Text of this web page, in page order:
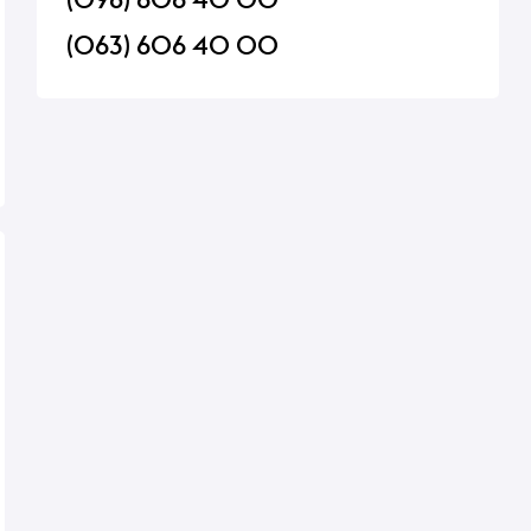
(063) 606 40 00